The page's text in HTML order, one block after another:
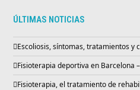
ÚLTIMAS NOTICIAS
Escoliosis, síntomas, tratamientos y
Fisioterapia deportiva en Barcelona
Fisioterapia, el tratamiento de